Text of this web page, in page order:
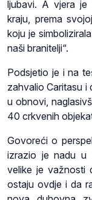
ljubavi. A vjera je
kraju, prema
koju je
naši branitelji“.
Podsjetio je i na
zahvalio Caritasu i
u obnovi,
40 crkvenih
Govoreći o
izrazio je nadu u
velike je važnosti
ostaju ovdje i da